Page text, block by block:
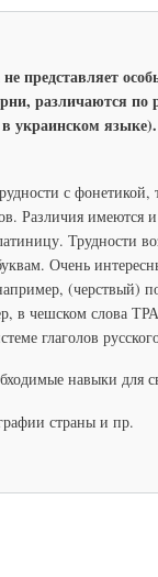
представляет
различаются по
украинском
с
Различия имеются
Трудности
Очень
(черствый)
в чешском
глаголов
навыки для
страны и пр.